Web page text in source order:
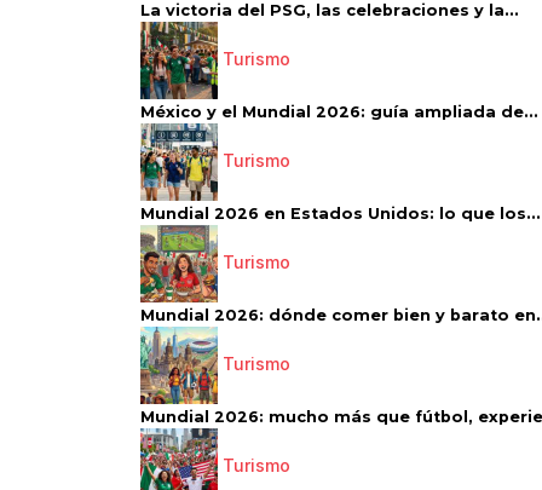
La victoria del PSG, las celebraciones y la...
Turismo
México y el Mundial 2026: guía ampliada de...
Turismo
Mundial 2026 en Estados Unidos: lo que los...
Turismo
Mundial 2026: dónde comer bien y barato
Turismo
Mundial 2026: mucho más que fútbol,
Turismo